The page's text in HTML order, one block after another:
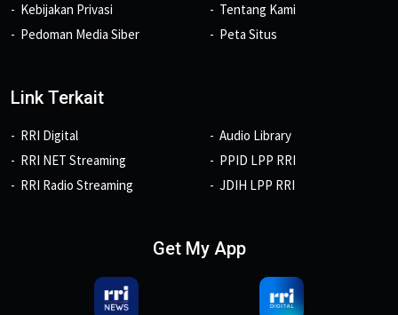
Kebijakan Privasi
Pedoman Media Siber
Tentang Kami
Peta Situs
Link Terkait
RRI Digital
RRI NET Streaming
RRI Radio Streaming
Audio Library
PPID LPP RRI
JDIH LPP RRI
Get My App